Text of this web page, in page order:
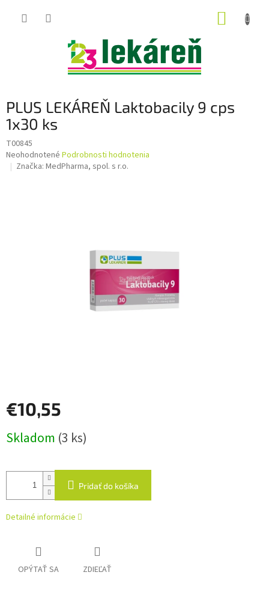
PLUS LEKÁREŇ Laktobacily 9 cps
1x30 ks
T00845
Priemerné
hodnotenie
Neohodnotené Podrobnosti hodnotenia
Značka: MedPharma, spol. s r.o.
€10,55
cena:
Skladom (3 ks)
Pridať do košíka
Detailné informácie
OPÝTAŤ SA ZDIEĽAŤ